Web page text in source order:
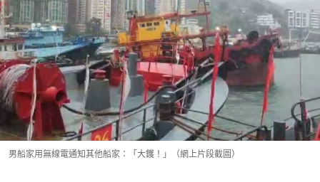
男船家用無線電通知其他船家：「大鑊！」（網上片段截圖）